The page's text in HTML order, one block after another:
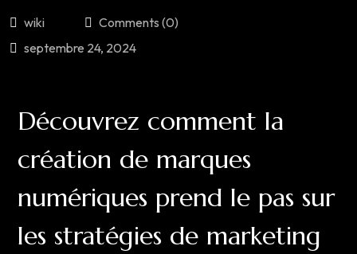
wiki
Comments (0)
septembre 24, 2024
Découvrez comment la
création de marques
numériques prend le pas sur
les stratégies de marketing